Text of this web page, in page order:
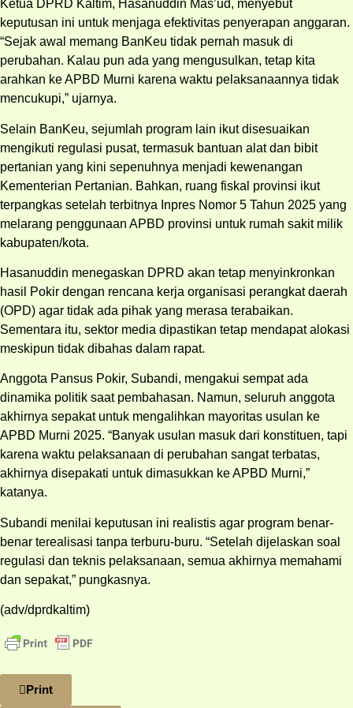
Ketua DPRD Kaltim, Hasanuddin Mas’ud, menyebut
keputusan ini untuk menjaga efektivitas penyerapan anggaran.
“Sejak awal memang BanKeu tidak pernah masuk di
perubahan. Kalau pun ada yang mengusulkan, tetap kita
arahkan ke APBD Murni karena waktu pelaksanaannya tidak
mencukupi,” ujarnya.
Selain BanKeu, sejumlah program lain ikut disesuaikan
mengikuti regulasi pusat, termasuk bantuan alat dan bibit
pertanian yang kini sepenuhnya menjadi kewenangan
Kementerian Pertanian. Bahkan, ruang fiskal provinsi ikut
terpangkas setelah terbitnya Inpres Nomor 5 Tahun 2025 yang
melarang penggunaan APBD provinsi untuk rumah sakit milik
kabupaten/kota.
Hasanuddin menegaskan DPRD akan tetap menyinkronkan
hasil Pokir dengan rencana kerja organisasi perangkat daerah
(OPD) agar tidak ada pihak yang merasa terabaikan.
Sementara itu, sektor media dipastikan tetap mendapat alokasi
meskipun tidak dibahas dalam rapat.
Anggota Pansus Pokir, Subandi, mengakui sempat ada
dinamika politik saat pembahasan. Namun, seluruh anggota
akhirnya sepakat untuk mengalihkan mayoritas usulan ke
APBD Murni 2025. “Banyak usulan masuk dari konstituen, tapi
karena waktu pelaksanaan di perubahan sangat terbatas,
akhirnya disepakati untuk dimasukkan ke APBD Murni,”
katanya.
Subandi menilai keputusan ini realistis agar program benar-
benar terealisasi tanpa terburu-buru. “Setelah dijelaskan soal
regulasi dan teknis pelaksanaan, semua akhirnya memahami
dan sepakat,” pungkasnya.
(adv/dprdkaltim)
Print